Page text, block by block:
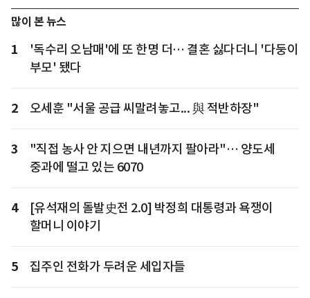
많이 본 뉴스
1
'독수리 오남매'에 또 한명 더… 결혼 싫다더니 '다둥이
부모' 됐다
2 오세훈 "서울 공급 씨말려놓고... 與 적반하장"
3
"직접 농사 안 지으면 내년까지 팔아라"… 양도세
중과에 떨고 있는 6070
4
[유석재의 돌발史전 2.0] 박정희 대통령과 욕쟁이
할머니 이야기
5 집주인 전화가 두려운 세입자들